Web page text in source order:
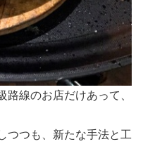
線のお店だけあって、
つつも、新たな手法と工